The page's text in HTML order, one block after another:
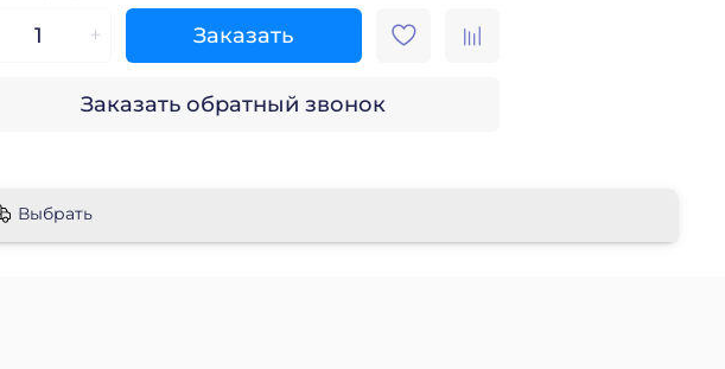
Заказать
Заказать обратный звонок
Выбрать